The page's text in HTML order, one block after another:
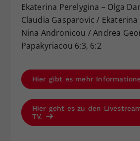
Ekaterina Perelygina – Olga
Claudia Gasparovic /
Nina Andronicou / Andrea
Papakyriacou 6:3, 6:2
Hier gibt es mehr
Hier geht es zu den
TV.